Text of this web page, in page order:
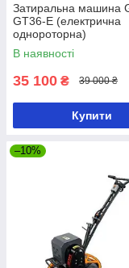
Затиральна машина
GT36-E (електрична
однороторна)
В наявності
35 100 ₴ 39 000 ₴
Купити
–10%